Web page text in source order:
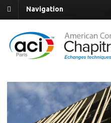
Navigation
Chai Haut Bailly